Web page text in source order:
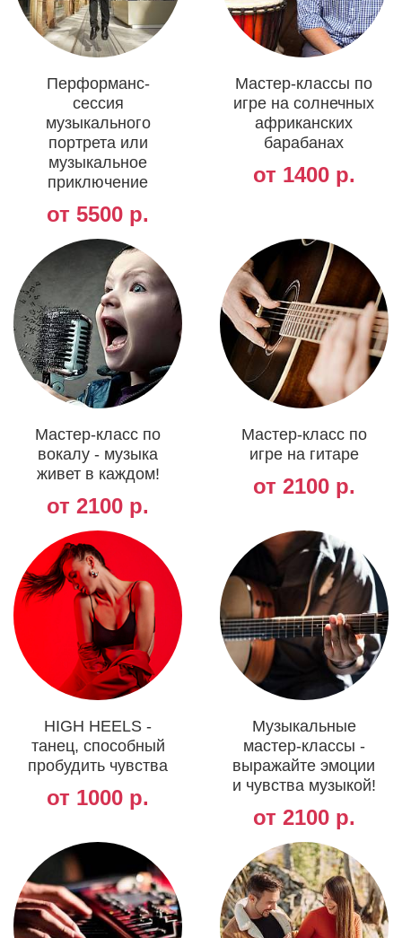
Перформанс-
сессия
музыкального
портрета или
музыкальное
приключение
от 5500 р.
Мастер-классы по
игре на солнечных
африканских
барабанах
от 1400 р.
Мастер-класс по
вокалу - музыка
живет в каждом!
от 2100 р.
Мастер-класс по
игре на гитаре
от 2100 р.
HIGH HEELS -
танец, способный
пробудить чувства
от 1000 р.
Музыкальные
мастер-классы -
выражайте эмоции
и чувства музыкой!
от 2100 р.